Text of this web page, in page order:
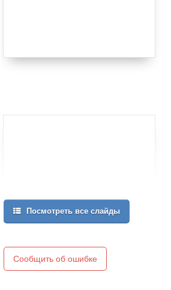
Посмотреть все слайды
Сообщить об ошибке